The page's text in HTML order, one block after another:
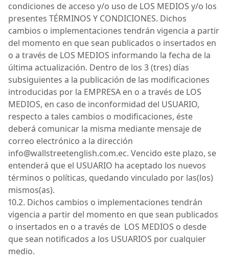
condiciones de acceso y/o uso de LOS MEDIOS y/o los
presentes TÉRMINOS Y CONDICIONES. Dichos
cambios o implementaciones tendrán vigencia a partir
del momento en que sean publicados o insertados en
o a través de LOS MEDIOS informando la fecha de la
última actualización. Dentro de los 3 (tres) días
subsiguientes a la publicación de las modificaciones
introducidas por la EMPRESA en o a través de LOS
MEDIOS, en caso de inconformidad del USUARIO,
respecto a tales cambios o modificaciones, éste
deberá comunicar la misma mediante mensaje de
correo electrónico a la dirección
info@wallstreetenglish.com.ec. Vencido este plazo, se
entenderá que el USUARIO ha aceptado los nuevos
términos o políticas, quedando vinculado por las(los)
mismos(as).
10.2. Dichos cambios o implementaciones tendrán
vigencia a partir del momento en que sean publicados
o insertados en o a través de LOS MEDIOS o desde
que sean notificados a los USUARIOS por cualquier
medio.